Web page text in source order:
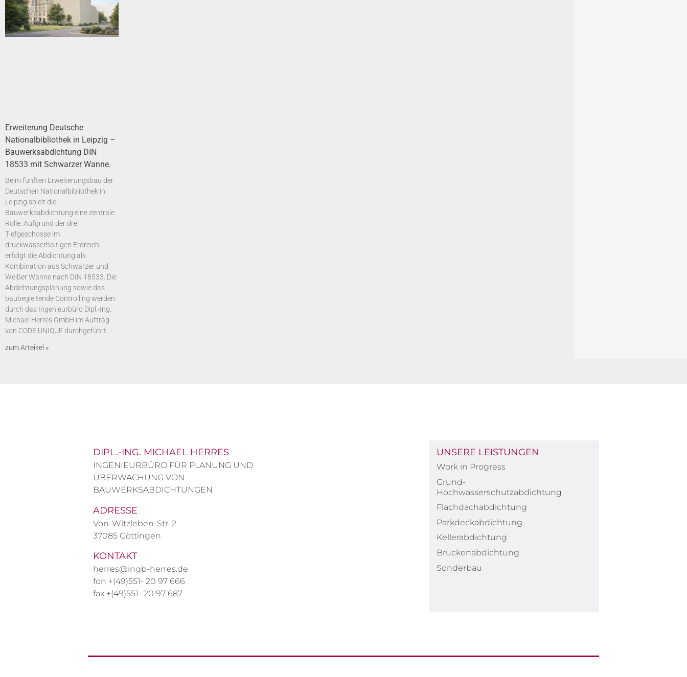
Erweiterung Deutsche
Nationalbibliothek in Leipzig –
Bauwerksabdichtung DIN
18533 mit Schwarzer Wanne.
Beim fünften Erweiterungsbau der
Deutschen Nationalbibliothek in
Leipzig spielt die
Bauwerksabdichtung eine zentrale
Rolle. Aufgrund der drei
Tiefgeschosse im
druckwasserhaltigen Erdreich
erfolgt die Abdichtung als
Kombination aus Schwarzer und
Weißer Wanne nach DIN 18533. Die
Abdichtungsplanung sowie das
baubegleitende Controlling werden
durch das Ingenieurbüro Dipl.-Ing.
Michael Herres GmbH im Auftrag
von CODE UNIQUE durchgeführt.
zum Arteikel »
DIPL.-ING. MICHAEL HERRES
INGENIEURBÜRO FÜR PLANUNG UND
ÜBERWACHUNG VON
BAUWERKSABDICHTUNGEN
ADRESSE
Von-Witzleben-Str. 2
37085 Göttingen
KONTAKT
herres@ingb-herres.de
fon +(49)551- 20 97 666
fax +(49)551- 20 97 687
UNSERE LEISTUNGEN
Work in Progress
Grund-
Hochwasserschutzabdichtung
Flachdachabdichtung
Parkdeckabdichtung
Kellerabdichtung
Brückenabdichtung
Sonderbau